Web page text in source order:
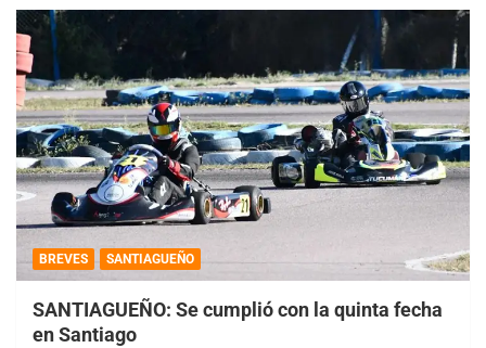
BREVES SANTIAGUEÑO
SANTIAGUEÑO: Se cumplió con la quinta fecha
en Santiago